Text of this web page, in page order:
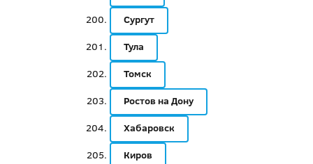
Сургут
Тула
Томск
Ростов на Дону
Хабаровск
Киров